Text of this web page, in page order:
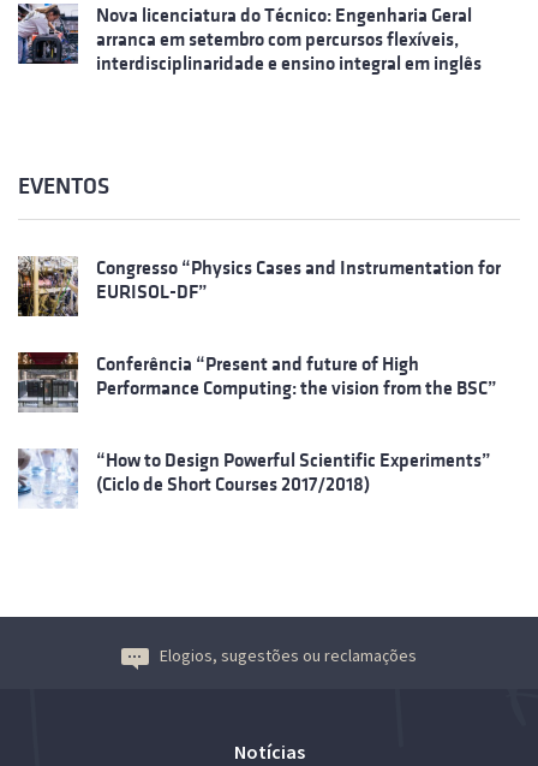
Nova licenciatura do Técnico: Engenharia Geral
arranca em setembro com percursos flexíveis,
interdisciplinaridade e ensino integral em inglês
EVENTOS
Congresso “Physics Cases and Instrumentation for
EURISOL-DF”
Conferência “Present and future of High
Performance Computing: the vision from the BSC”
“How to Design Powerful Scientific Experiments”
(Ciclo de Short Courses 2017/2018)
Elogios, sugestões ou reclamações
Notícias